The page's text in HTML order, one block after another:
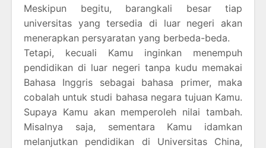
Meskipun begitu, barangkali besar tiap
universitas yang tersedia di luar negeri akan
menerapkan persyaratan yang berbeda-beda.
Tetapi, kecuali Kamu inginkan menempuh
pendidikan di luar negeri tanpa kudu memakai
Bahasa Inggris sebagai bahasa primer, maka
cobalah untuk studi bahasa negara tujuan Kamu.
Supaya Kamu akan memperoleh nilai tambah.
Misalnya saja, sementara Kamu idamkan
melanjutkan pendidikan di Universitas China,